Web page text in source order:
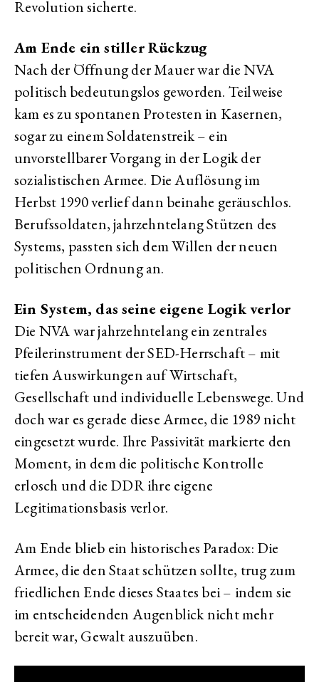
Revolution sicherte.
Am Ende ein stiller Rückzug
Nach der Öffnung der Mauer war die NVA
politisch bedeutungslos geworden. Teilweise
kam es zu spontanen Protesten in Kasernen,
sogar zu einem Soldatenstreik – ein
unvorstellbarer Vorgang in der Logik der
sozialistischen Armee. Die Auflösung im
Herbst 1990 verlief dann beinahe geräuschlos.
Berufssoldaten, jahrzehntelang Stützen des
Systems, passten sich dem Willen der neuen
politischen Ordnung an.
Ein System, das seine eigene Logik verlor
Die NVA war jahrzehntelang ein zentrales
Pfeilerinstrument der SED-Herrschaft – mit
tiefen Auswirkungen auf Wirtschaft,
Gesellschaft und individuelle Lebenswege. Und
doch war es gerade diese Armee, die 1989 nicht
eingesetzt wurde. Ihre Passivität markierte den
Moment, in dem die politische Kontrolle
erlosch und die DDR ihre eigene
Legitimationsbasis verlor.
Am Ende blieb ein historisches Paradox: Die
Armee, die den Staat schützen sollte, trug zum
friedlichen Ende dieses Staates bei – indem sie
im entscheidenden Augenblick nicht mehr
bereit war, Gewalt auszuüben.